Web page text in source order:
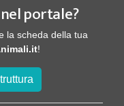
portale?
la scheda della tua
!